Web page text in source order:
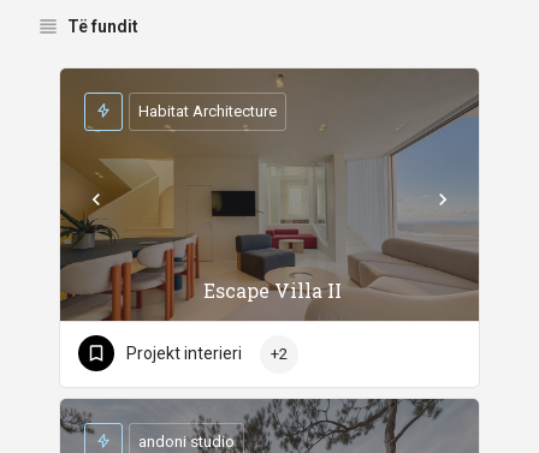
Të fundit
Escape Villa II
Habitat Architecture
Projekt interieri +2
andoni studio